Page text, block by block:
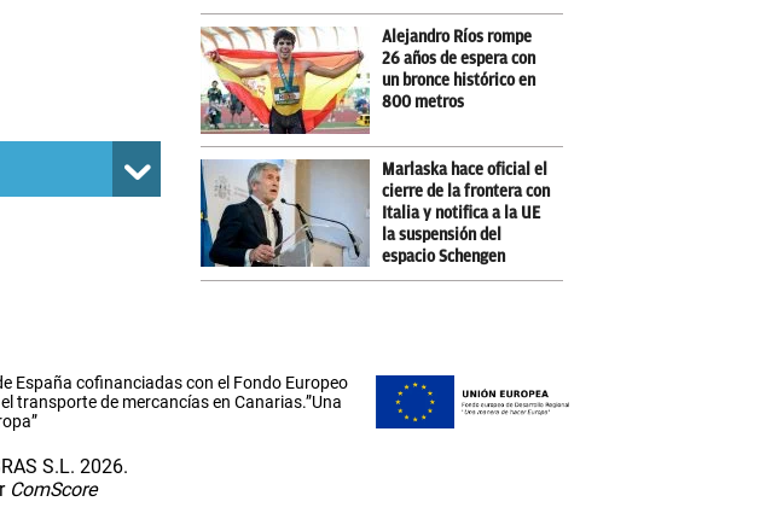
Alejandro Ríos rompe
26 años de espera con
un bronce histórico en
800 metros
Marlaska hace oficial el
cierre de la frontera con
Italia y notifica a la UE
la suspensión del
espacio Schengen
España cofinanciadas con el Fondo Europeo
transporte de mercancías en Canarias.”Una
S.L. 2026.
ComScore